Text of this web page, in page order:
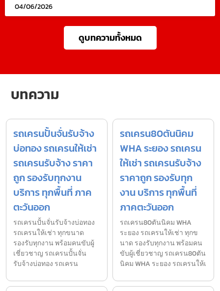
04/06/2026
ดูบทความทั้งหมด
บทความ
รถเครนปั้นจั่นรับจ้าง
บ่อทอง รถเครนให้เช่า
รถเครนรับจ้าง ราคา
ถูก รองรับทุกงาน
บริการ ทุกพื้นที่ ภาค
ตะวันออก
รถเครนปั้นจั่นรับจ้างบ่อทอง
รถเครนให้เช่า ทุกขนาด
รองรับทุกงาน พร้อมคนขับผู้
เชี่ยวชาญ รถเครนปั้นจั่น
รับจ้างบ่อทอง รถเครน
รถเครน80ตันนิคม
WHA ระยอง รถเครน
ให้เช่า รถเครนรับจ้าง
ราคาถูก รองรับทุก
งาน บริการ ทุกพื้นที่
ภาคตะวันออก
รถเครน80ตันนิคม WHA
ระยอง รถเครนให้เช่า ทุกข
นาด รองรับทุกงาน พร้อมคน
ขับผู้เชี่ยวชาญ รถเครน80ตัน
นิคม WHA ระยอง รถเครนให้เ